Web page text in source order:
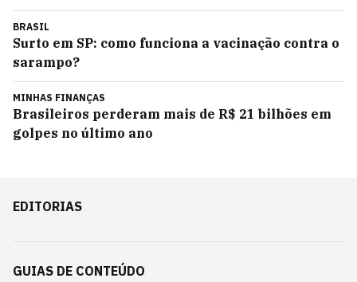
BRASIL
Surto em SP: como funciona a vacinação contra o
sarampo?
MINHAS FINANÇAS
Brasileiros perderam mais de R$ 21 bilhões em
golpes no último ano
EDITORIAS
GUIAS DE CONTEÚDO